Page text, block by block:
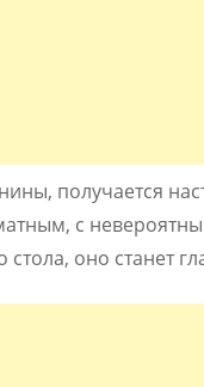
получается
с
стола, оно станет